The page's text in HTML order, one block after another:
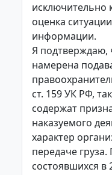
исключительно
оценка
информации.
Я подтверждаю,
намерена
ст. 159 УК РФ,
содержат
наказуемого
характер
передаче
состоявшихся в